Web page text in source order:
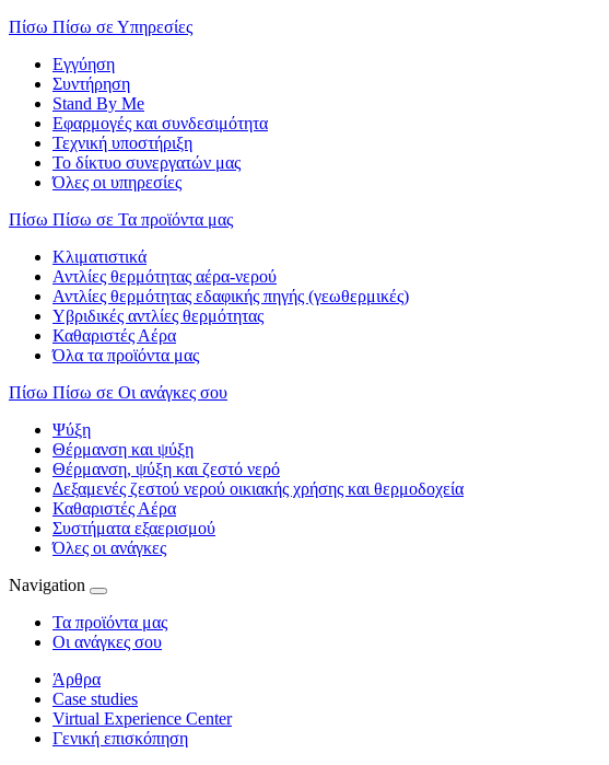
Πίσω Πίσω σε Υπηρεσίες
Εγγύηση
Συντήρηση
Stand By Me
Εφαρμογές και συνδεσιμότητα
Τεχνική υποστήριξη
Το δίκτυο συνεργατών μας
Όλες οι υπηρεσίες
Πίσω Πίσω σε Τα προϊόντα μας
Κλιματιστικά
Αντλίες θερμότητας αέρα-νερού
Αντλίες θερμότητας εδαφικής πηγής (γεωθερμικές)
Υβριδικές αντλίες θερμότητας
Καθαριστές Αέρα
Όλα τα προϊόντα μας
Πίσω Πίσω σε Οι ανάγκες σου
Ψύξη
Θέρμανση και ψύξη
Θέρμανση, ψύξη και ζεστό νερό
Δεξαμενές ζεστού νερού οικιακής χρήσης και θερμοδοχεία
Καθαριστές Αέρα
Συστήματα εξαερισμού
Όλες οι ανάγκες
Navigation
Τα προϊόντα μας
Οι ανάγκες σου
Άρθρα
Case studies
Virtual Experience Center
Γενική επισκόπηση